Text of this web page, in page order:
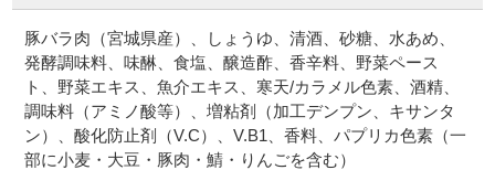
豚バラ肉（宮城県産）、しょうゆ、清酒、砂糖、水あめ、
発酵調味料、味醂、食塩、醸造酢、香辛料、野菜ペース
ト、野菜エキス、魚介エキス、寒天/カラメル色素、酒精、
調味料（アミノ酸等）、増粘剤（加工デンプン、キサンタ
ン）、酸化防止剤（V.C）、V.B1、香料、パプリカ色素（一
部に小麦・大豆・豚肉・鯖・りんごを含む）